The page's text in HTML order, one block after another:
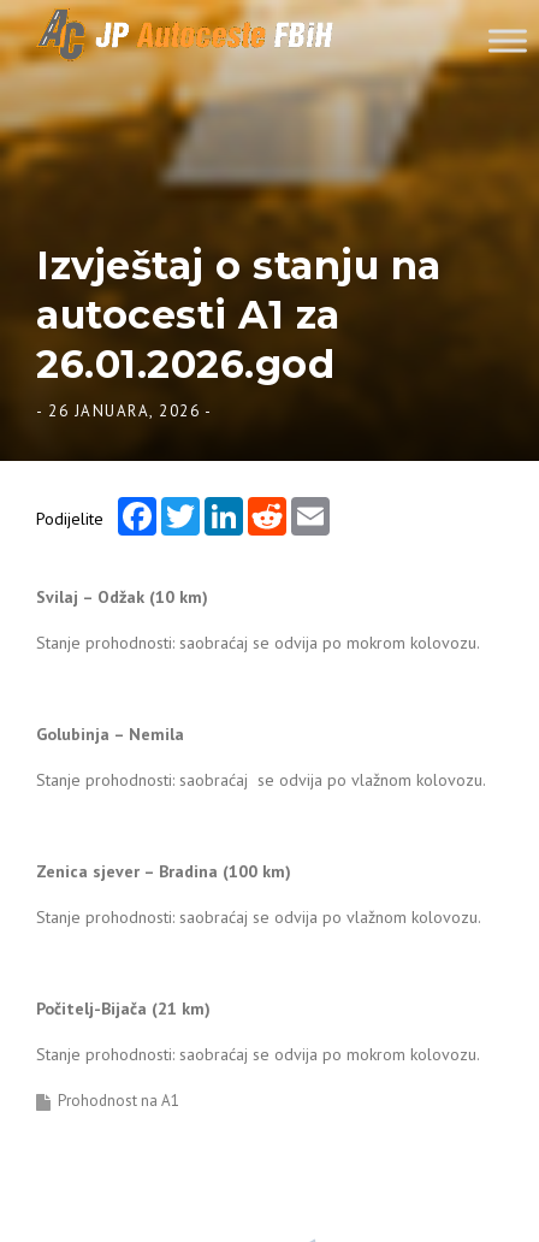
Skip to content
Izvještaj o stanju na
autocesti A1 za
26.01.2026.god
- 26 JANUARA, 2026 -
Podijelite
FacebookTwitterLinkedInReddit
Svilaj – Odžak (10 km)
Stanje prohodnosti: saobraćaj se odvija po mokrom kolovozu.
Golubinja – Nemila
Stanje prohodnosti: saobraćaj se odvija po vlažnom kolovozu.
Zenica sjever – Bradina (100 km)
Stanje prohodnosti: saobraćaj se odvija po vlažnom kolovozu.
Počitelj-Bijača (21 km)
Stanje prohodnosti: saobraćaj se odvija po mokrom kolovozu.
Prohodnost na A1